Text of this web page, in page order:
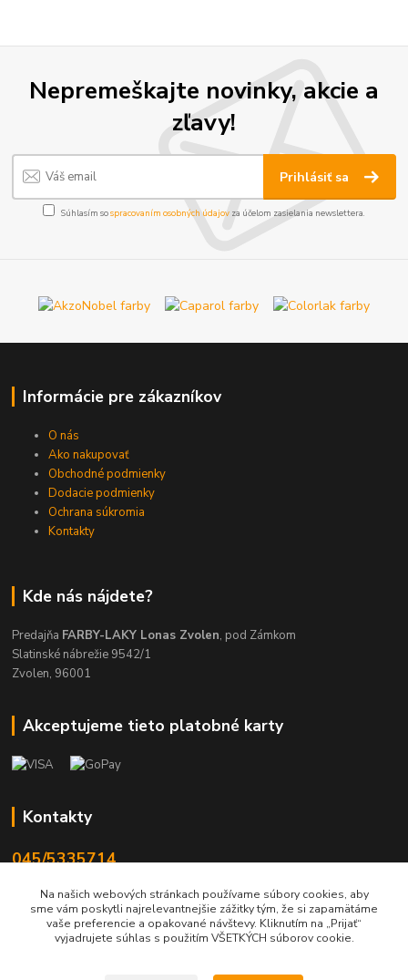
Nepremeškajte novinky, akcie a
zľavy!
Prihlásiť sa
Súhlasím sospracovaním osobných údajov za účelom zasielania newslettera.
Informácie pre zákazníkov
O nás
Ako nakupovať
Obchodné podmienky
Dodacie podmienky
Ochrana súkromia
Kontakty
Kde nás nájdete?
Predajňa FARBY-LAKY Lonas Zvolen, pod Zámkom
Slatinské nábrežie 9542/1
Zvolen, 96001
Akceptujeme tieto platobné karty
Kontakty
045/5335714
info@lonas.sk
Na našich webových stránkach používame súbory cookies, aby
sme vám poskytli najrelevantnejšie zážitky tým, že si zapamätáme
vaše preferencie a opakované návštevy. Kliknutím na „Prijať“
vyjadrujete súhlas s použitím VŠETKÝCH súborov cookie.